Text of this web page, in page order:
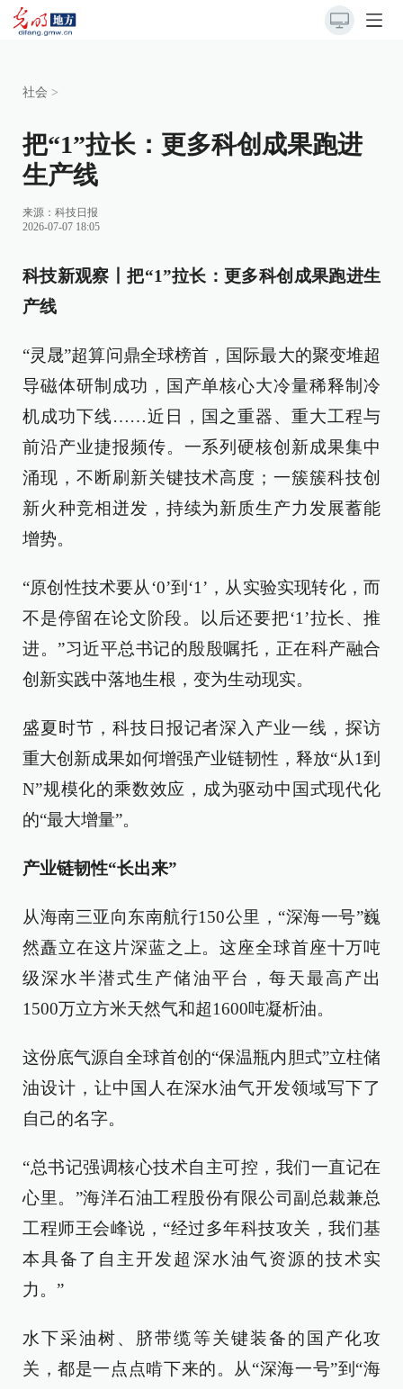
社会 >
把“1”拉长：更多科创成果跑进
生产线
来源： 科技日报
2026-07-07 18:05
科技新观察丨把“1”拉长：更多科创成果跑进生
产线
“灵晟”超算问鼎全球榜首，国际最大的聚变堆超
导磁体研制成功，国产单核心大冷量稀释制冷
机成功下线……近日，国之重器、重大工程与
前沿产业捷报频传。一系列硬核创新成果集中
涌现，不断刷新关键技术高度；一簇簇科技创
新火种竞相迸发，持续为新质生产力发展蓄能
增势。
“原创性技术要从‘0’到‘1’，从实验实现转化，而
不是停留在论文阶段。以后还要把‘1’拉长、推
进。”习近平总书记的殷殷嘱托，正在科产融合
创新实践中落地生根，变为生动现实。
盛夏时节，科技日报记者深入产业一线，探访
重大创新成果如何增强产业链韧性，释放“从1到
N”规模化的乘数效应，成为驱动中国式现代化
的“最大增量”。
产业链韧性“长出来”
从海南三亚向东南航行150公里，“深海一号”巍
然矗立在这片深蓝之上。这座全球首座十万吨
级深水半潜式生产储油平台，每天最高产出
1500万立方米天然气和超1600吨凝析油。
这份底气源自全球首创的“保温瓶内胆式”立柱储
油设计，让中国人在深水油气开发领域写下了
自己的名字。
“总书记强调核心技术自主可控，我们一直记在
心里。”海洋石油工程股份有限公司副总裁兼总
工程师王会峰说，“经过多年科技攻关，我们基
本具备了自主开发超深水油气资源的技术实
力。”
水下采油树、脐带缆等关键装备的国产化攻
关，都是一点点啃下来的。从“深海一号”到“海